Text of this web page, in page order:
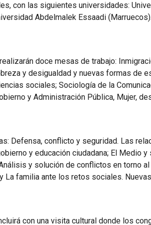
con las siguientes universidades:
Abdelmalek Essaadi (Marruecos).
doce mesas de trabajo:
y desigualdad y nuevas formas de
sociales; Sociología de la
y Administración Pública, Mujer,
Defensa, conflicto y seguridad. Las
y educación ciudadana; El Medio
y solución de conflictos en torno
La familia ante los retos sociales.
con una visita cultural donde los